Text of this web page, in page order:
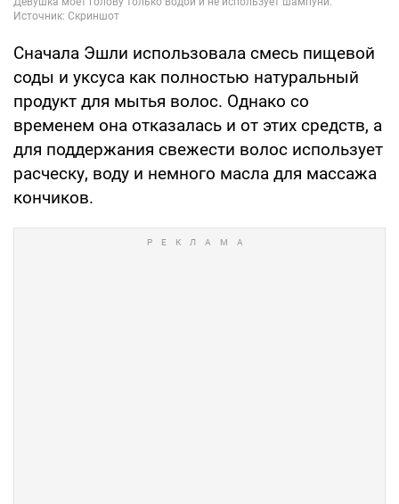
Сначала Эшли использовала смесь пищевой
соды и уксуса как полностью натуральный
продукт для мытья волос. Однако со
временем она отказалась и от этих средств, а
для поддержания свежести волос использует
расческу, воду и немного масла для массажа
кончиков.